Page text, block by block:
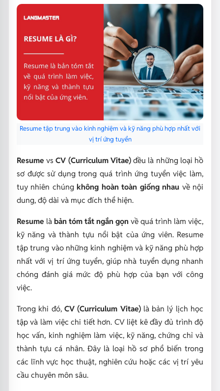
Resume tập trung vào kinh nghiệm và kỹ năng phù hợp nhất với
vị trí ứng tuyển
Resume vsCV (Curriculum Vitae)đều là những loại hồ
sơ được sử dụng trong quá trình ứng tuyển việc làm,
tuy nhiên chúngkhông hoàn toàn giống nhau về nội
dung, độ dài và mục đích thể hiện.
Resume là bản tóm tắt ngắn gọn về quá trình làm việc,
kỹ năng và thành tựu nổi bật của ứng viên. Resume
tập trung vào những kinh nghiệm và kỹ năng phù hợp
nhất với vị trí ứng tuyển, giúp nhà tuyển dụng nhanh
chóng đánh giá mức độ phù hợp của bạn với công
việc.
Trong khi đó, CV (Curriculum Vitae)là bản lý lịch học
tập và làm việc chi tiết hơn. CV liệt kê đầy đủ trình độ
học vấn, kinh nghiệm làm việc, kỹ năng, chứng chỉ và
thành tựu cá nhân. Đây là loại hồ sơ phổ biến trong
các lĩnh vực học thuật, nghiên cứu hoặc các vị trí yêu
cầu chuyên môn sâu.